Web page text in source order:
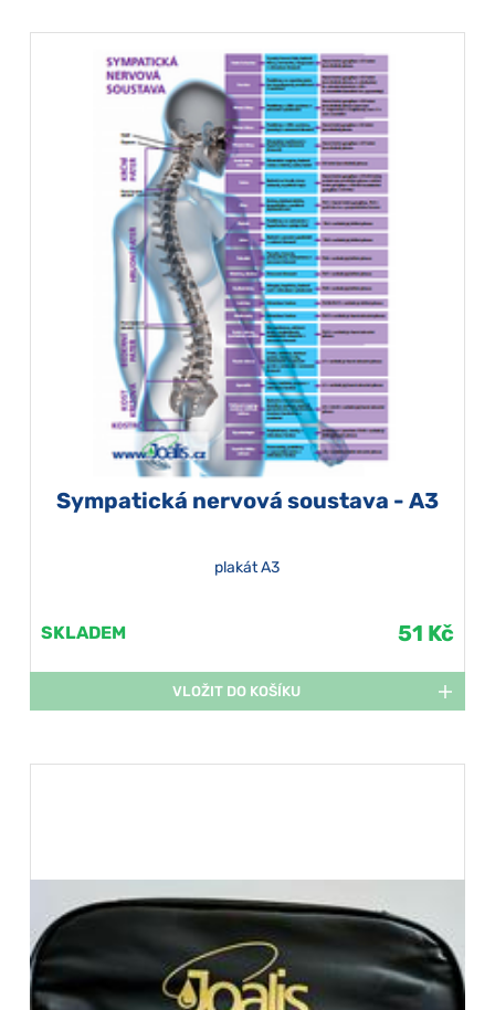
Sympatická nervová soustava - A3
plakát A3
SKLADEM 51 Kč
VLOŽIT DO KOŠÍKU